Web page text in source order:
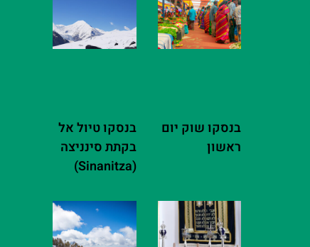
בנסקו שוק יום
ראשון
בנסקו טיול אל
בקתת סינניצה
(Sinanitza)